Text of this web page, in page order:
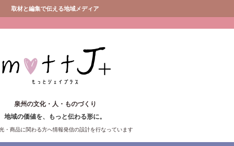
取材と編集で伝える地域メディア
泉州の文化・人・ものづくり
地域の価値を、もっと伝わる形に。
・商品に関わる方へ情報発信の設計を行なっています